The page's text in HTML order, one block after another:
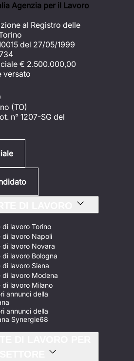
Agenzia per il Lavoro
al Registro delle
del 27/05/1999
€ 2.500.000,00
versato
(TO)
n° 1207-SG del
di lavoro Torino
di lavoro Napoli
di lavoro Novara
di lavoro Bologna
lavoro Siena
di lavoro Modena
di lavoro Milano
annunci della
annunci della
Synergie68